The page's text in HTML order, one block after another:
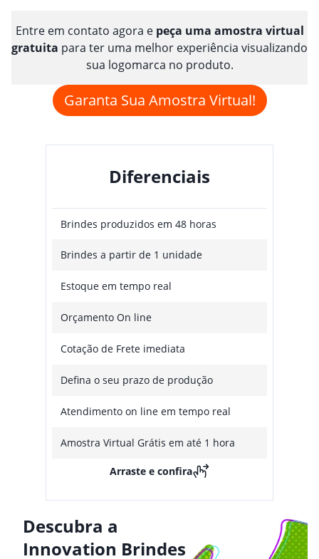
Entre em contato agora e peça uma amostra virtual
gratuita para ter uma melhor experiência visualizando
sua logomarca no produto.
Garanta Sua Amostra Virtual!
Diferenciais
Brindes produzidos em 48 horas
Brindes a partir de 1 unidade
Estoque em tempo real
Orçamento On line
Cotação de Frete imediata
Defina o seu prazo de produção
Atendimento on line em tempo real
Amostra Virtual Grátis em até 1 hora
Arraste e confira
Descubra a
Innovation Brindes